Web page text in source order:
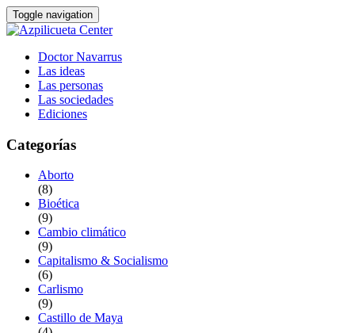
Toggle navigation
Doctor Navarrus
Las ideas
Las personas
Las sociedades
Ediciones
Categorías
Aborto
(8)
Bioética
(9)
Cambio climático
(9)
Capitalismo & Socialismo
(6)
Carlismo
(9)
Castillo de Maya